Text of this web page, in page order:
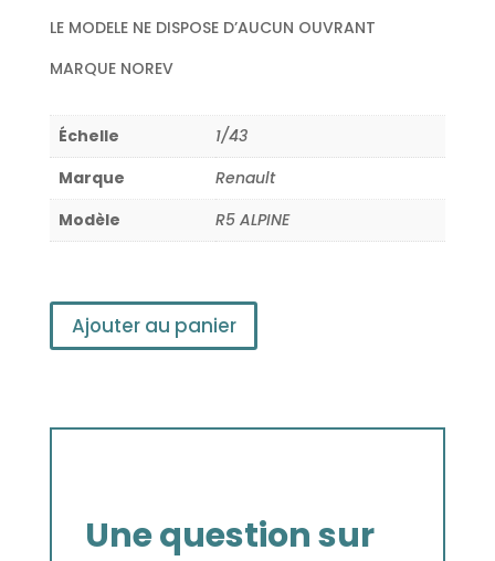
LE MODELE NE DISPOSE D’AUCUN OUVRANT
MARQUE NOREV
Échelle
1/43
Marque
Renault
Modèle
R5 ALPINE
Ajouter au panier
Une question sur